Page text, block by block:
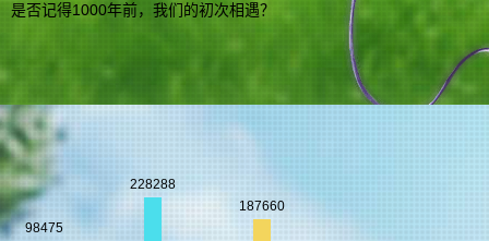
是否记得1000年前，我们的初次相遇？
98475
228288
187660